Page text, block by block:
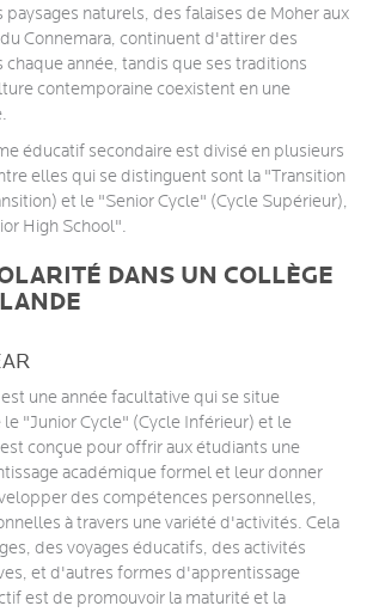
naturels, des falaises de Moher aux
Connemara, continuent d'attirer des
année, tandis que ses traditions
contemporaine coexistent en une
éducatif secondaire est divisé en plusieurs
elles qui se distinguent sont la "Transition
et le "Senior Cycle" (Cycle Supérieur),
High School".
DANS UN COLLÈGE
une année facultative qui se situe
"Junior Cycle" (Cycle Inférieur) et le
conçue pour offrir aux étudiants une
académique formel et leur donner
des compétences personnelles,
à travers une variété d'activités. Cela
des voyages éducatifs, des activités
et d'autres formes d'apprentissage
est de promouvoir la maturité et la